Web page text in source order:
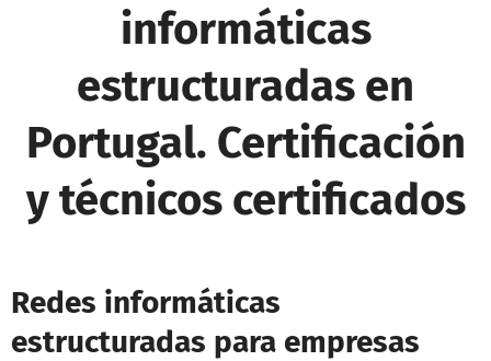
informáticas
estructuradas en
Portugal. Certificación
y técnicos certificados
Redes informáticas
estructuradas para empresas